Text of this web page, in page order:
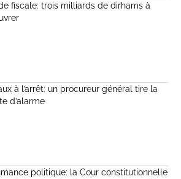
fiscale: trois milliards de dirhams à
à l’arrêt: un procureur général tire la
d’alarme
politique: la Cour constitutionnelle